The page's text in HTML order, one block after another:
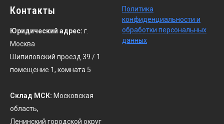
Контакты
Юридический адрес: г.
Москва
Шипиловский проезд 39 / 1
помещение 1, комната 5
Склад МСК: Московская
область,
Ленинский городской округ
Политика
конфиденциальности и
обработки персональных
данных